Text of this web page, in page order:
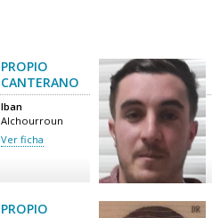
PROPIO
CANTERANO
Iban
Alchourroun
Ver ficha
PROPIO